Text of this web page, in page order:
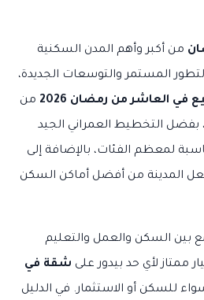
من أكبر وأهم المدن السكنية
المستمر والتوسعات الجديدة،
في العاشر من رمضان 2026
من
بفضل التخطيط العمراني الجيد
لمعظم الفئات، بالإضافة إلى
المدينة من أفضل أماكن السكن
بين السكن والعمل والتعليم
ممتاز لأي حد بيدور على شقة في
للسكن أو الاستثمار. في الدليل